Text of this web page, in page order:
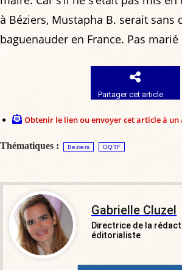
à Béziers, Mustapha B. serait sans
baguenauder en France. Pas
Partager cet article
Obtenir le lien ou envoyer cet article à un
Thématiques : Beziers OQTF
Gabrielle Cluzel
Directrice de la
éditorialiste